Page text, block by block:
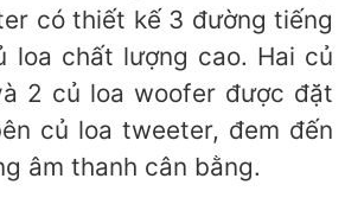
có thiết kế 3 đường tiếng
loa chất lượng cao. Hai củ
2 củ loa woofer được đặt
củ loa tweeter, đem đến
âm thanh cân bằng.